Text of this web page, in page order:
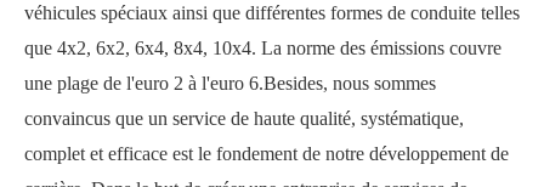
véhicules spéciaux ainsi que différentes formes de conduite telles
que 4x2, 6x2, 6x4, 8x4, 10x4. La norme des émissions couvre
une plage de l'euro 2 à l'euro 6.Besides, nous sommes
convaincus que un service de haute qualité, systématique,
complet et efficace est le fondement de notre développement de